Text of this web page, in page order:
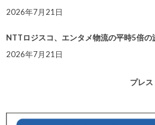
2026年7月21日
NTTロジスコ、エンタメ物流の平時5倍
2026年7月21日
プレ